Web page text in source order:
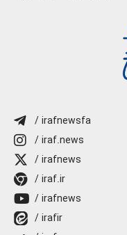
/ irafnewsfa
/ iraf.news
/ irafnews
/ iraf.ir
/ irafnews
/ irafir